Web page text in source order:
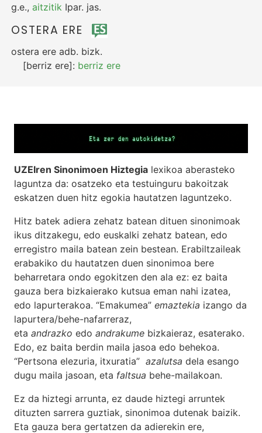
g.e.,aitzitik Ipar. jas.
OSTERA ERE
ostera ere adb. bizk.
[berriz ere]: berriz ere
UZEIren Sinonimoen Hiztegia lexikoa aberasteko
laguntza da: osatzeko eta testuinguru bakoitzak
eskatzen duen hitz egokia hautatzen laguntzeko.
Hitz batek adiera zehatz batean dituen sinonimoak
ikus ditzakegu, edo euskalki zehatz batean, edo
erregistro maila batean zein bestean. Erabiltzaileak
erabakiko du hautatzen duen sinonimoa bere
beharretara ondo egokitzen den ala ez: ez baita
gauza bera bizkaierako kutsua eman nahi izatea,
edo lapurterakoa. “Emakumea” emaztekia izango da
lapurtera/behe-nafarreraz,
eta andrazko edo andrakume bizkaieraz, esaterako.
Edo, ez baita berdin maila jasoa edo behekoa.
“Pertsona elezuria, itxuratia” azalutsa dela esango
dugu maila jasoan, eta faltsua behe-mailakoan.
Ez da hiztegi arrunta, ez daude hiztegi arruntek
dituzten sarrera guztiak, sinonimoa dutenak baizik.
Eta gauza bera gertatzen da adierekin ere,